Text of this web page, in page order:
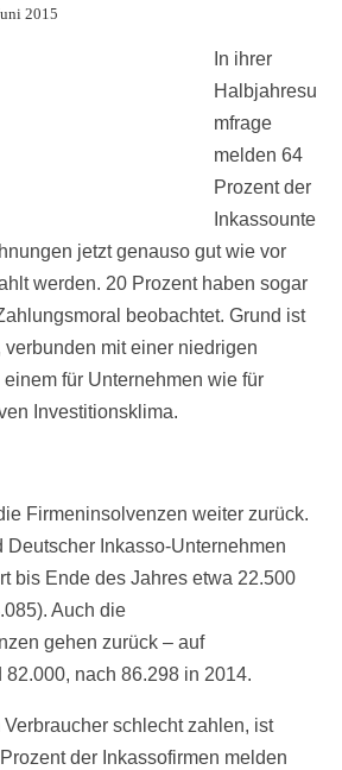
2015
In ihrer
Halbjahresu
mfrage
melden 64
Prozent der
Inkassounte
jetzt genauso gut wie vor
werden. 20 Prozent haben sogar
beobachtet. Grund ist
mit einer niedrigen
für Unternehmen wie für
Investitionsklima.
Firmeninsolvenzen weiter zurück.
Deutscher Inkasso-Unternehmen
bis Ende des Jahres etwa 22.500
Auch die
gehen zurück – auf
nach 86.298 in 2014.
schlecht zahlen, ist
der Inkassofirmen melden